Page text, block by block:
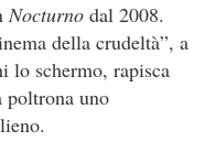
Nocturno dal 2008.
della crudeltà”, a
lo schermo, rapisca
poltrona uno